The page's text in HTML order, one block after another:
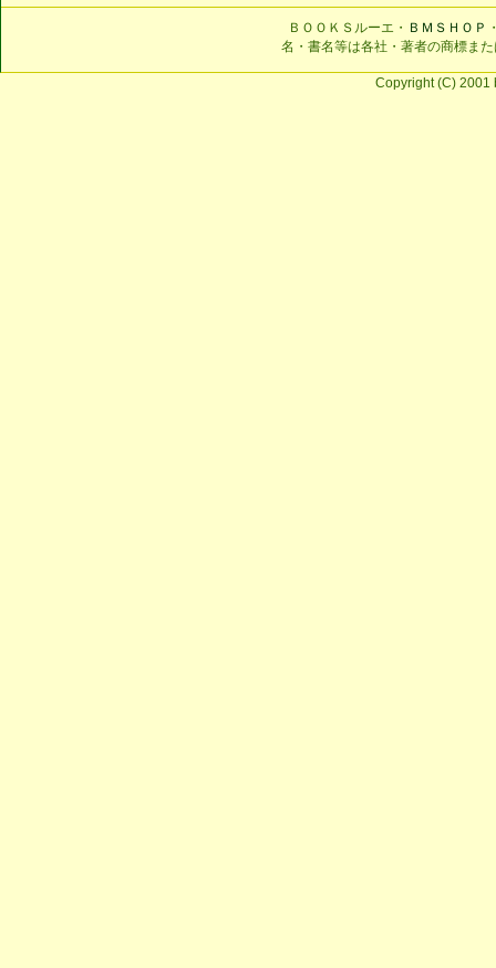
ＢＯＯＫＳルーエ・ ＢＭＳＨＯＰ
名・書名等は各社・著者の商標ま
Copyright (C) 2001